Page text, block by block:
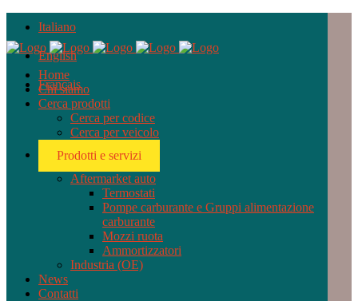
Italiano
English
Français
Home
Chi siamo
Cerca prodotti
Cerca per codice
Cerca per veicolo
Prodotti e servizi
Aftermarket auto
Termostati
Pompe carburante e Gruppi alimentazione
carburante
Mozzi ruota
Ammortizzatori
Industria (OE)
News
Contatti